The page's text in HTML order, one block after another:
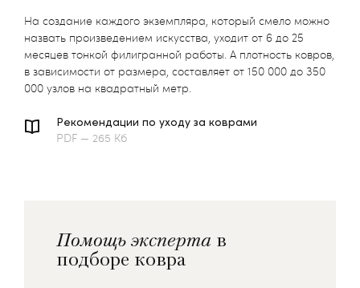
На создание каждого экземпляра, который смело можно
назвать произведением искусства, уходит от 6 до 25
месяцев тонкой филигранной работы. А плотность ковров,
в зависимости от размера, составляет от 150 000 до 350
000 узлов на квадратный метр.
Рекомендации по уходу за коврами
PDF — 265 Кб
Помощь эксперта в
подборе ковра